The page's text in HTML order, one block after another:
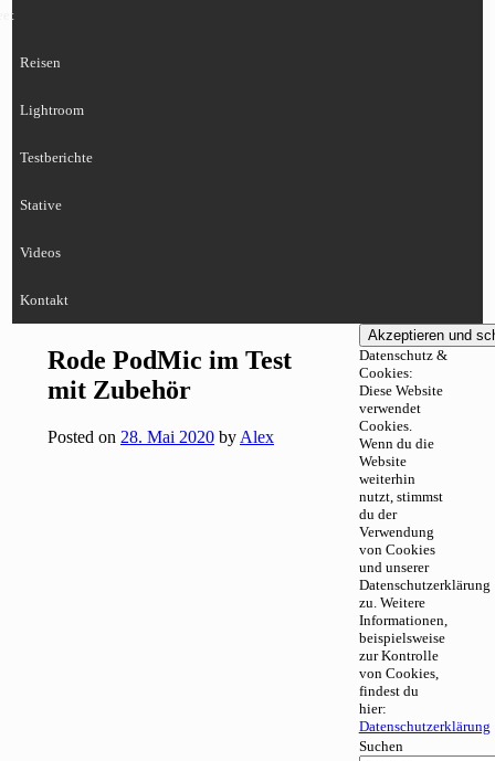
Reisen
Lightroom
Testberichte
Stative
Videos
Kontakt
Rode PodMic im Test
mit Zubehör
Posted on 28. Mai 2020 by Alex
Datenschutz &
Cookies:
Diese Website
verwendet
Cookies.
Wenn du die
Website
weiterhin
nutzt, stimmst
du der
Verwendung
von Cookies
und unserer
Datenschutzerklärung
zu. Weitere
Informationen,
beispielsweise
zur Kontrolle
von Cookies,
findest du
hier:
Datenschutzerklärung
Suchen